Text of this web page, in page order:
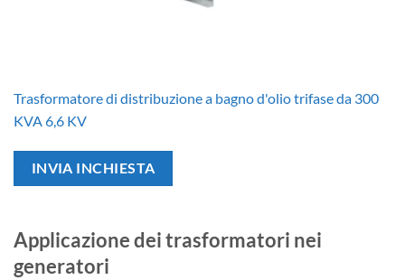
Trasformatore di distribuzione a bagno d'olio trifase da 300
KVA 6,6 KV
INVIA INCHIESTA
Applicazione dei trasformatori nei
generatori